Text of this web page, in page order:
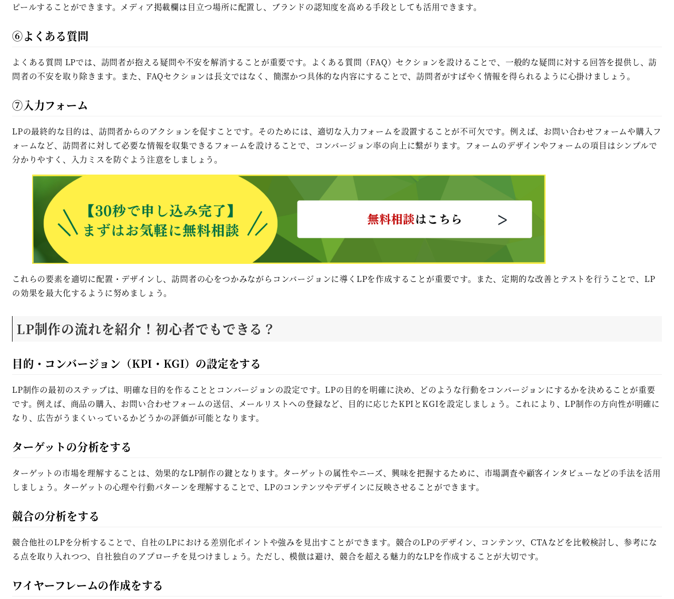
ピールすることができます。メディア掲載欄は目立つ場所に配置し、ブランドの認知度を高める手段としても活用できます。
⑥よくある質問
よくある質問 LPでは、訪問者が抱える疑問や不安を解消することが重要です。よくある質問（FAQ）セクションを設けることで、一般的な疑問に対する回答を提供し、訪
問者の不安を取り除きます。また、FAQセクションは長文ではなく、簡潔かつ具体的な内容にすることで、訪問者がすばやく情報を得られるように心掛けましょう。
⑦入力フォーム
LPの最終的な目的は、訪問者からのアクションを促すことです。そのためには、適切な入力フォームを設置することが不可欠です。例えば、お問い合わせフォームや購入フ
ォームなど、訪問者に対して必要な情報を収集できるフォームを設けることで、コンバージョン率の向上に繋がります。フォームのデザインやフォームの項目はシンプルで
分かりやすく、入力ミスを防ぐよう注意をしましょう。
これらの要素を適切に配置・デザインし、訪問者の心をつかみながらコンバージョンに導くLPを作成することが重要です。また、定期的な改善とテストを行うことで、LP
の効果を最大化するように努めましょう。
LP制作の流れを紹介！初心者でもできる？
目的・コンバージョン（KPI・KGI）の設定をする
LP制作の最初のステップは、明確な目的を作ることとコンバージョンの設定です。LPの目的を明確に決め、どのような行動をコンバージョンにするかを決めることが重要
です。例えば、商品の購入、お問い合わせフォームの送信、メールリストへの登録など、目的に応じたKPIとKGIを設定しましょう。これにより、LP制作の方向性が明確に
なり、広告がうまくいっているかどうかの評価が可能となります。
ターゲットの分析をする
ターゲットの市場を理解することは、効果的なLP制作の鍵となります。ターゲットの属性やニーズ、興味を把握するために、市場調査や顧客インタビューなどの手法を活用
しましょう。ターゲットの心理や行動パターンを理解することで、LPのコンテンツやデザインに反映させることができます。
競合の分析をする
競合他社のLPを分析することで、自社のLPにおける差別化ポイントや強みを見出すことができます。競合のLPのデザイン、コンテンツ、CTAなどを比較検討し、参考にな
る点を取り入れつつ、自社独自のアプローチを見つけましょう。ただし、模倣は避け、競合を超える魅力的なLPを作成することが大切です。
ワイヤーフレームの作成をする